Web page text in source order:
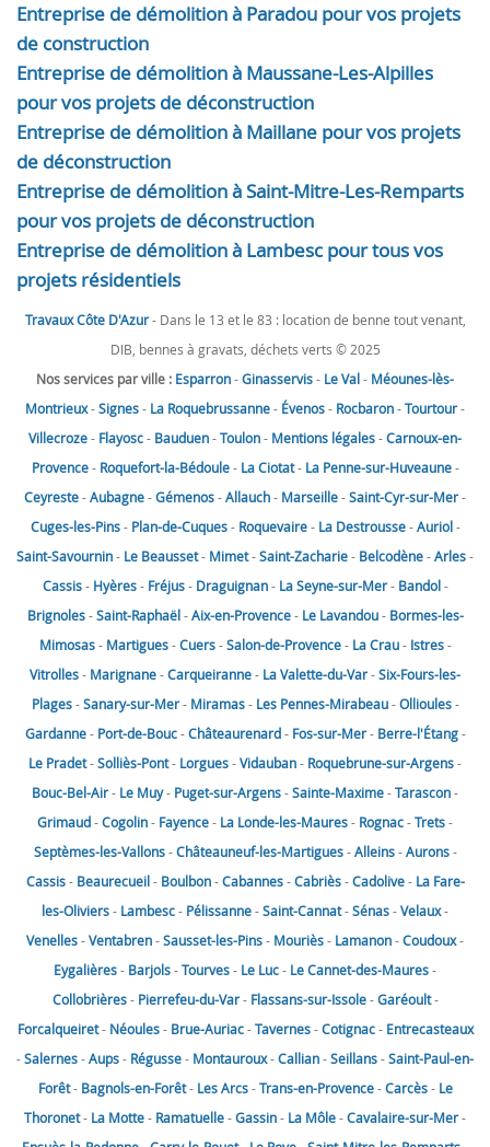
Entreprise de démolition à Paradou pour vos projets
de construction
Entreprise de démolition à Maussane-Les-Alpilles
pour vos projets de déconstruction
Entreprise de démolition à Maillane pour vos projets
de déconstruction
Entreprise de démolition à Saint-Mitre-Les-Remparts
pour vos projets de déconstruction
Entreprise de démolition à Lambesc pour tous vos
projets résidentiels
Travaux Côte D'Azur- Dans le 13 et le 83 : location de benne tout venant,
DIB, bennes à gravats, déchets verts © 2025
Nos services par ville : Esparron-Ginasservis- Le Val- Méounes-lès-
Montrieux-Signes- La Roquebrussanne- Évenos- Rocbaron-Tourtour-
Villecroze- Flayosc- Bauduen-Toulon- Mentions légales-Carnoux-en-
Provence- Roquefort-la-Bédoule- La Ciotat- La Penne-sur-Huveaune-
Ceyreste-Aubagne-Gémenos-Allauch- Marseille-Saint-Cyr-sur-Mer-
Cuges-les-Pins- Plan-de-Cuques- Roquevaire- La Destrousse-Auriol-
Saint-Savournin- Le Beausset- Mimet-Saint-Zacharie- Belcodène-Arles-
Cassis- Hyères- Fréjus- Draguignan- La Seyne-sur-Mer- Bandol-
Brignoles-Saint-Raphaël-Aix-en-Provence- Le Lavandou- Bormes-les-
Mimosas- Martigues-Cuers-Salon-de-Provence- La Crau- Istres-
Vitrolles- Marignane-Carqueiranne- La Valette-du-Var-Six-Fours-les-
Plages-Sanary-sur-Mer- Miramas- Les Pennes-Mirabeau-Ollioules-
Gardanne- Port-de-Bouc-Châteaurenard- Fos-sur-Mer- Berre-l'Étang-
Le Pradet-Solliès-Pont- Lorgues-Vidauban- Roquebrune-sur-Argens-
Bouc-Bel-Air- Le Muy- Puget-sur-Argens-Sainte-Maxime-Tarascon-
Grimaud-Cogolin- Fayence- La Londe-les-Maures- Rognac-Trets-
Septèmes-les-Vallons-Châteauneuf-les-Martigues-Alleins-Aurons-
Cassis- Beaurecueil- Boulbon-Cabannes-Cabriès-Cadolive- La Fare-
les-Oliviers- Lambesc- Pélissanne-Saint-Cannat-Sénas-Velaux-
Venelles-Ventabren-Sausset-les-Pins- Mouriès- Lamanon-Coudoux-
Eygalières- Barjols-Tourves- Le Luc- Le Cannet-des-Maures-
Collobrières- Pierrefeu-du-Var- Flassans-sur-Issole-Garéoult-
Forcalqueiret- Néoules- Brue-Auriac-Tavernes-Cotignac- Entrecasteaux
-Salernes-Aups- Régusse- Montauroux-Callian-Seillans-Saint-Paul-en-
Forêt- Bagnols-en-Forêt- Les Arcs-Trans-en-Provence-Carcès- Le
Thoronet- La Motte- Ramatuelle-Gassin- La Môle-Cavalaire-sur-Mer-